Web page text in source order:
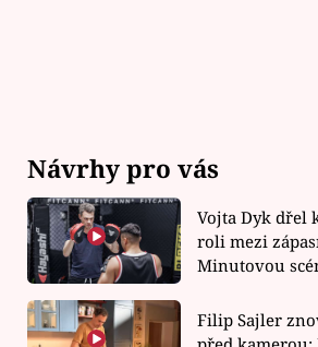
Koppem
Návrhy pro vás
Vojta Dyk dřel
roli mezi
Minutovou
Filip Sajler